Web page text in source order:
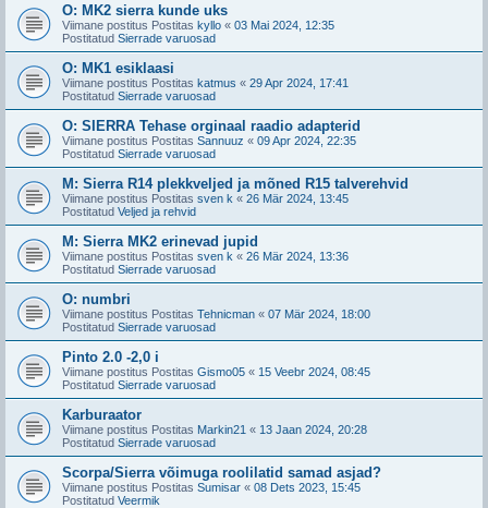
O: MK2 sierra kunde uks
Viimane postitus Postitas kyllo « 03 Mai 2024, 12:35
Postitatud Sierrade varuosad
O: MK1 esiklaasi
Viimane postitus Postitas katmus « 29 Apr 2024, 17:41
Postitatud Sierrade varuosad
O: SIERRA Tehase orginaal raadio adapterid
Viimane postitus Postitas Sannuuz « 09 Apr 2024, 22:35
Postitatud Sierrade varuosad
M: Sierra R14 plekkveljed ja mõned R15 talverehvid
Viimane postitus Postitas sven k « 26 Mär 2024, 13:45
Postitatud Veljed ja rehvid
M: Sierra MK2 erinevad jupid
Viimane postitus Postitas sven k « 26 Mär 2024, 13:36
Postitatud Sierrade varuosad
O: numbri
Viimane postitus Postitas Tehnicman « 07 Mär 2024, 18:00
Postitatud Sierrade varuosad
Pinto 2.0 -2,0 i
Viimane postitus Postitas Gismo05 « 15 Veebr 2024, 08:45
Postitatud Sierrade varuosad
Karburaator
Viimane postitus Postitas Markin21 « 13 Jaan 2024, 20:28
Postitatud Sierrade varuosad
Scorpa/Sierra võimuga roolilatid samad asjad?
Viimane postitus Postitas Sumisar « 08 Dets 2023, 15:45
Postitatud Veermik